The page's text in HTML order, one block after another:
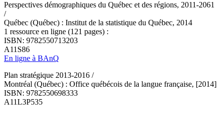
Perspectives démographiques du Québec et des régions, 2011-2061
/
Québec (Québec) : Institut de la statistique du Québec, 2014
1 ressource en ligne (121 pages) :
ISBN: 9782550713203
A11S86
En ligne à BAnQ
Plan stratégique 2013-2016 /
Montréal (Québec) : Office québécois de la langue française, [2014]
ISBN: 9782550698333
A11L3P535